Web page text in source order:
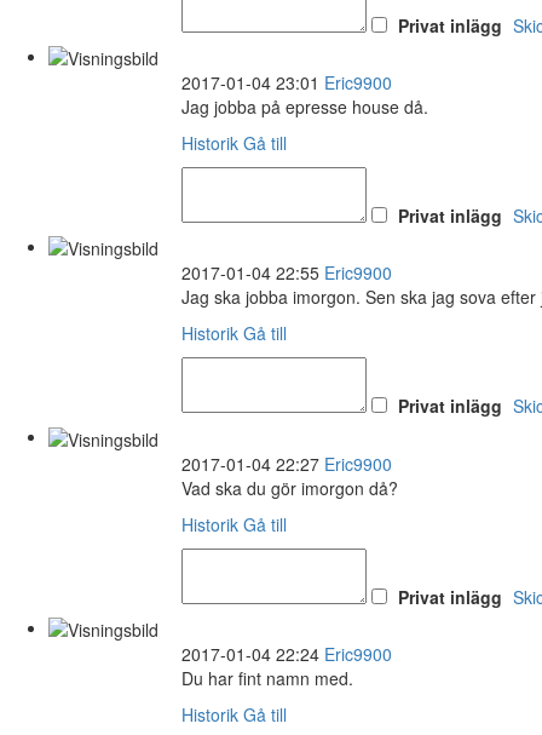
Privat inlägg
2017-01-04 23:01 Eric9900
Jag jobba på epresse house då.
Historik Gå till
Privat inlägg
2017-01-04 22:55 Eric9900
Jag ska jobba imorgon. Sen ska jag sova
Historik Gå till
Privat inlägg
2017-01-04 22:27 Eric9900
Vad ska du gör imorgon då?
Historik Gå till
Privat inlägg
2017-01-04 22:24 Eric9900
Du har fint namn med.
Historik Gå till